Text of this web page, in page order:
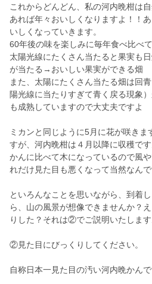
これからどんどん、私の河内晩柑は
あれば年々おいしくなりますよ！！
いしくなっていきます。
60年後の味を楽しみに毎年食べ比べ
太陽光線にたくさん当たると果実も
が当たる→おいしい果実ができる畑
また、太陽にたくさん当たる畑は回
陽光線に当たりすぎて青く戻る現象
も成熟していますので大丈夫ですよ
ミカンと同じように5月に花が咲き
すが、河内晩柑は４月以降に収穫で
かんに比べて木になっているので風
れだけ見た目も悪くなって当然なんで
といろんなことを思いながら、到着
ら、山の風景が想像できませんか？
りした？それは②でご説明いたします
②見た目にびっくりしてください。
自称日本一見た目の汚い河内晩かんで